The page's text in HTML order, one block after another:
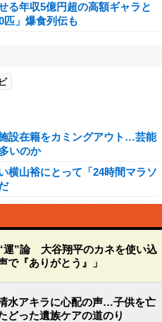
る年収5億円超の高額ギャラと
匹」爆食列伝も
設在籍をカミングアウト…芸能
いのか
横山裕にとって「24時間マラソ
運”論 大谷翔平のカネを使い込
で『ありがとう』」
水アキラに心配の声…子供を亡
どった遺族ケアの道のり